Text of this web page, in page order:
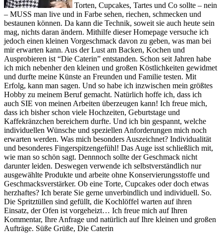
Torten, Cupcakes, Tartes und Co sollte – nein
– MUSS man live und in Farbe sehen, riechen, schmecken und
bestaunen können. Da kann die Technik, soweit sie auch heute sein
mag, nichts daran ändern. Mithilfe dieser Homepage versuche ich
jedoch einen kleinen Vorgeschmack davon zu geben, was man bei
mir erwarten kann. Aus der Lust am Backen, Kochen und
Ausprobieren ist “Die Caterin” entstanden. Schon seit Jahren habe
ich mich nebenher den kleinen und großen Köstlichkeiten gewidmet
und durfte meine Künste an Freunden und Familie testen. Mit
Erfolg, kann man sagen. Und so habe ich inzwischen mein größtes
Hobby zu meinem Beruf gemacht. Natürlich hoffe ich, dass ich
auch SIE von meinen Arbeiten überzeugen kann! Ich freue mich,
dass ich bisher schon viele Hochzeiten, Geburtstage und
Kaffekränzchen bereichern durfte. Und ich bin gespannt, welche
individuellen Wünsche und speziellen Anforderungen mich noch
erwarten werden. Was mich besonders Auszeichnet? Individualität
und besonderes Fingerspitzengefühl! Das Auge isst schließlich mit,
wie man so schön sagt. Dennnoch sollte der Geschmack nicht
darunter leiden. Deswegen verwende ich selbstverständlich nur
ausgewählte Produkte und arbeite ohne Konservierungsstoffe und
Geschmacksverstärker. Ob eine Torte, Cupcakes oder doch etwas
herzhaftes? Ich berate Sie gerne unverbindlich und individuell. So.
Die Spritztüllen sind gefüllt, die Kochlöffel warten auf ihren
Einsatz, der Ofen ist vorgeheizt… Ich freue mich auf Ihren
Kommentar, Ihre Anfrage und natürlich auf Ihre kleinen und großen
Aufträge. Süße Grüße, Die Caterin